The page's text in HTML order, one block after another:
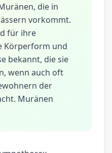
die in
vorkommt.
für ihre
Körperform und
bekannt, die sie
wenn auch oft
der
Muränen